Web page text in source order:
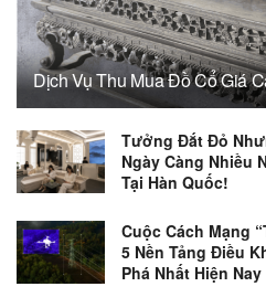
Dịch Vụ Thu Mua Đồ Cổ Giá
Tưởng Đắt Đỏ
Ngày Càng Nhiều
Tại Hàn Quốc!
Cuộc Cách Mạng
5 Nền Tảng Điều
Phá Nhất Hiện Nay